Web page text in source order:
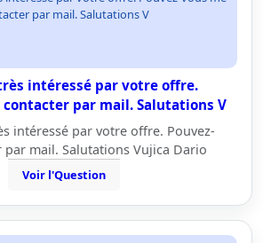
par mail. Salutations V
intéressé par votre offre.
contacter par mail. Salutations V
intéressé par votre offre. Pouvez-
par mail. Salutations Vujica Dario
Voir l'Question